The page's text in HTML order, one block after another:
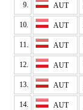
9. AUT
10. AUT
11. AUT
12. AUT
13. AUT
14. AUT